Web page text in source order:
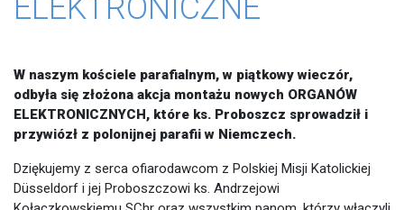
ELEKTRONICZNE
W naszym kościele parafialnym, w piątkowy wieczór,
odbyła się złożona akcja montażu nowych ORGANÓW
ELEKTRONICZNYCH, które ks. Proboszcz sprowadził i
przywiózł z polonijnej parafii w Niemczech.
Dziękujemy z serca ofiarodawcom z Polskiej Misji Katolickiej
Düsseldorf i jej Proboszczowi ks. Andrzejowi